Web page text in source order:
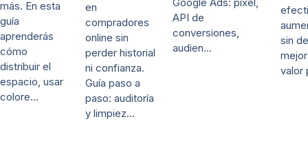
más. En esta
guía
aprenderás
cómo
distribuir el
espacio, usar
colore…
en
compradores
online sin
perder historial
ni confianza.
Guía paso a
paso: auditoría
y limpiez…
API de
conversiones,
audien…
sin
valor